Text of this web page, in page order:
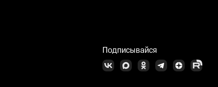
Подписывайся